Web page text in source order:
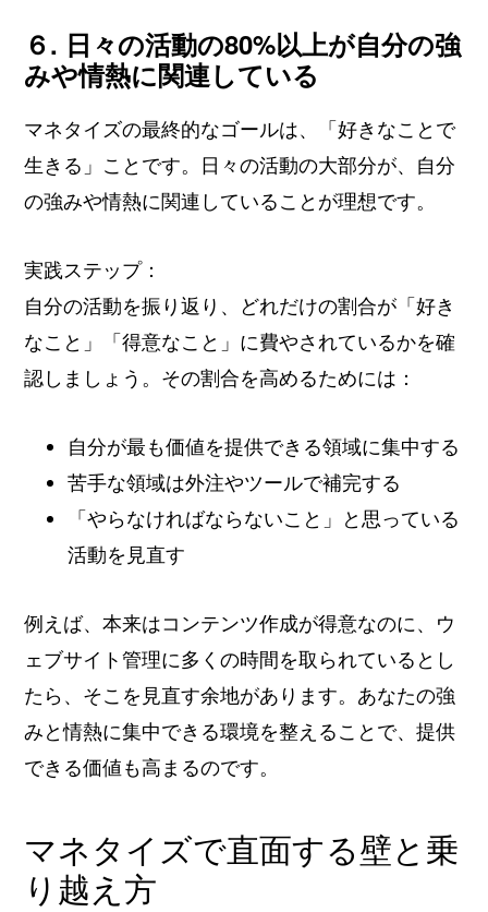
６. 日々の活動の80%以上が自分の強
みや情熱に関連している
マネタイズの最終的なゴールは、「好きなことで
生きる」ことです。日々の活動の大部分が、自分
の強みや情熱に関連していることが理想です。
実践ステップ：
自分の活動を振り返り、どれだけの割合が「好き
なこと」「得意なこと」に費やされているかを確
認しましょう。その割合を高めるためには：
自分が最も価値を提供できる領域に集中する
苦手な領域は外注やツールで補完する
「やらなければならないこと」と思っている
活動を見直す
例えば、本来はコンテンツ作成が得意なのに、ウ
ェブサイト管理に多くの時間を取られているとし
たら、そこを見直す余地があります。あなたの強
みと情熱に集中できる環境を整えることで、提供
できる価値も高まるのです。
マネタイズで直面する壁と乗
り越え方